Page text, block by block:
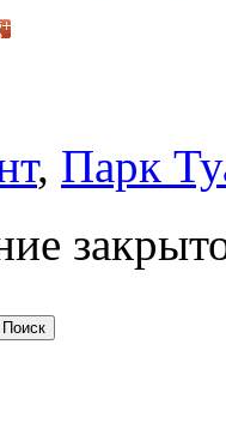
, Парк